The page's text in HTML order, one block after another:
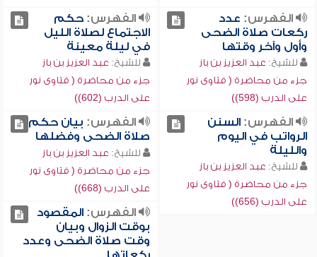
الفهرس: عدد
ركعات صلاة الضحى
وأول وآخر وقتها
للشيخ: عبد العزيز بن باز
جزء من محاضرة ( فتاوى نور
على الدرب (598))
الفهرس:حكم
الاجتماع لصلاة الليل
في ليلة معينة
للشيخ: عبد العزيز بن باز
جزء من محاضرة ( فتاوى نور
على الدرب (602))
الفهرس:السنن
الرواتب في اليوم
والليلة
للشيخ: عبد العزيز بن باز
جزء من محاضرة ( فتاوى نور
على الدرب (656))
الفهرس: بيان حكم
صلاة الضحى وفضلها
للشيخ: عبد العزيز بن باز
جزء من محاضرة ( فتاوى نور
على الدرب (668))
الفهرس:المقصود
بوقت الزوال وبيان
وقت صلاة الضحى وعدد